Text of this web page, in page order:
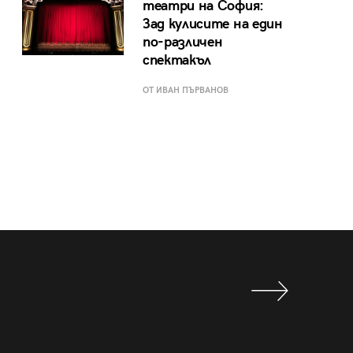
театри на София:
Зад кулисите на един
по-различен
спектакъл
ОТ ИВАН ПЪРВАНОВ